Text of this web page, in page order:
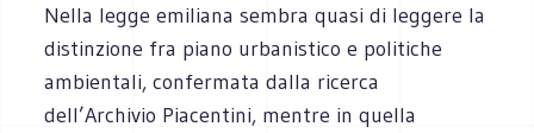
Nella legge emiliana sembra quasi di leggere la
distinzione fra piano urbanistico e politiche
ambientali, confermata dalla ricerca
dell’Archivio Piacentini, mentre in quella